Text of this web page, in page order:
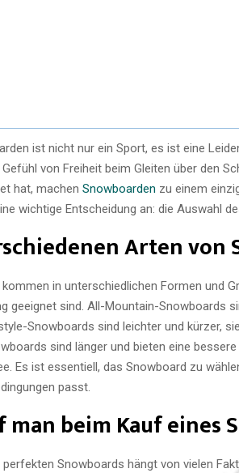
ist nicht nur ein Sport, es ist eine
von Freiheit beim Gleiten über den
hat, machen Snowboarden zu einem
wichtige Entscheidung an: die Auswahl
Arten von
in unterschiedlichen Formen und
geeignet sind. All-Mountain-Snowboards
Snowboards sind leichter und kürzer,
sind länger und bieten eine
Es ist essentiell, das Snowboard zu
passt.
man beim Kauf eines
perfekten Snowboards hängt von vielen